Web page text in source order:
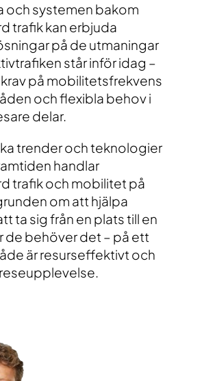
och systemen bakom
trafik kan erbjuda
på de utmaningar
står inför idag –
på mobilitetsfrekvens
och flexibla behov i
delar.
trender och teknologier
handlar
trafik och mobilitet på
om att hjälpa
ta sig från en plats till en
de behöver det – på ett
är resurseffektivt och